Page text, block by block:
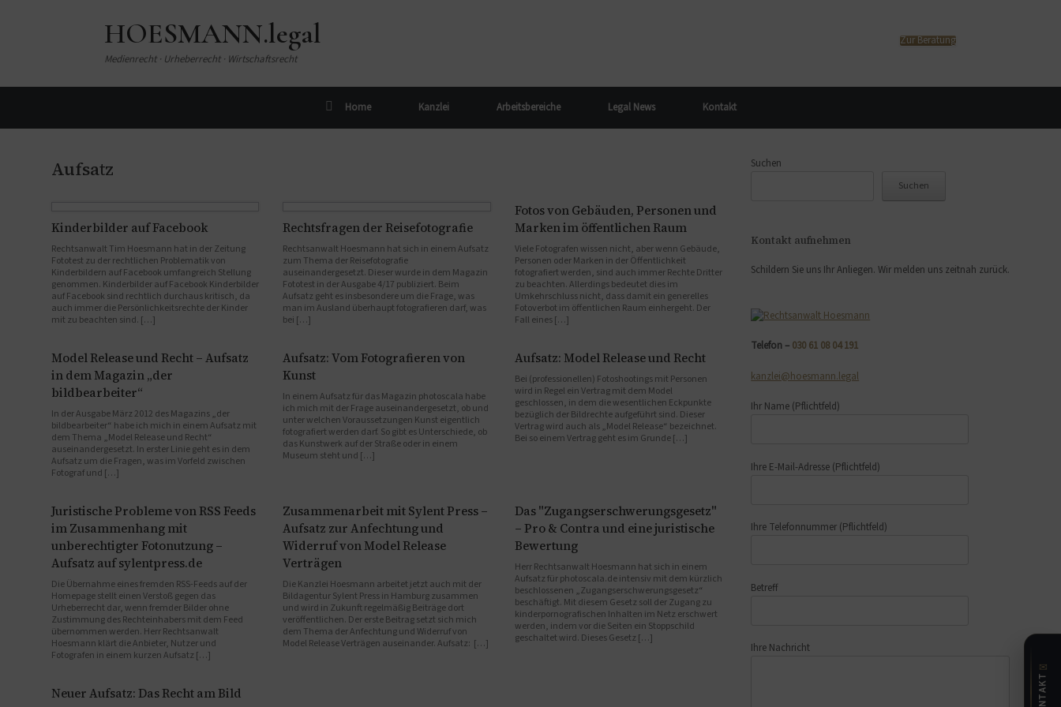
HOESMANN.legal
Medienrecht · Urheberrecht · Wirtschaftsrecht
Zur Beratung
Home Kanzlei Arbeitsbereiche Legal News Kontakt
Aufsatz
Kinderbilder auf Facebook
Rechtsanwalt Tim Hoesmann hat in der Zeitung
Fototest zu der rechtlichen Problematik von
Kinderbildern auf Facebook umfangreich Stellung
genommen. Kinderbilder auf Facebook Kinderbilder
auf Facebook sind rechtlich durchaus kritisch, da
auch immer die Persönlichkeitsrechte der Kinder
mit zu beachten sind. […]
Rechtsfragen der Reisefotografie
Rechtsanwalt Hoesmann hat sich in einem Aufsatz
zum Thema der Reisefotografie
auseinandergesetzt. Dieser wurde in dem Magazin
Fototest in der Ausgabe 4/17 publiziert. Beim
Aufsatz geht es insbesondere um die Frage, was
man im Ausland überhaupt fotografieren darf, was
bei […]
Fotos von Gebäuden, Personen und
Marken im öffentlichen Raum
Viele Fotografen wissen nicht, aber wenn Gebäude,
Personen oder Marken in der Öffentlichkeit
fotografiert werden, sind auch immer Rechte Dritter
zu beachten. Allerdings bedeutet dies im
Umkehrschluss nicht, dass damit ein generelles
Fotoverbot im öffentlichen Raum einhergeht. Der
Fall eines […]
Model Release und Recht – Aufsatz
in dem Magazin „der
bildbearbeiter“
In der Ausgabe März 2012 des Magazins „der
bildbearbeiter“ habe ich mich in einem Aufsatz mit
dem Thema „Model Release und Recht“
auseinandergesetzt. In erster Linie geht es in dem
Aufsatz um die Fragen, was im Vorfeld zwischen
Fotograf und […]
Aufsatz: Vom Fotografieren von
Kunst
In einem Aufsatz für das Magazin photoscala habe
ich mich mit der Frage auseinandergesetzt, ob und
unter welchen Voraussetzungen Kunst eigentlich
fotografiert werden darf. So gibt es Unterschiede, ob
das Kunstwerk auf der Straße oder in einem
Museum steht und […]
Aufsatz: Model Release und Recht
Bei (professionellen) Fotoshootings mit Personen
wird in Regel ein Vertrag mit dem Model
geschlossen, in dem die wesentlichen Eckpunkte
bezüglich der Bildrechte aufgeführt sind. Dieser
Vertrag wird auch als „Model Release“ bezeichnet.
Bei so einem Vertrag geht es im Grunde […]
Juristische Probleme von RSS Feeds
im Zusammenhang mit
unberechtigter Fotonutzung –
Aufsatz auf sylentpress.de
Die Übernahme eines fremden RSS-Feeds auf der
Homepage stellt einen Verstoß gegen das
Urheberrecht dar, wenn fremder Bilder ohne
Zustimmung des Rechteinhabers mit dem Feed
übernommen werden. Herr Rechtsanwalt
Hoesmann klärt die Anbieter, Nutzer und
Fotografen in einem kurzen Aufsatz […]
Zusammenarbeit mit Sylent Press –
Aufsatz zur Anfechtung und
Widerruf von Model Release
Verträgen
Die Kanzlei Hoesmann arbeitet jetzt auch mit der
Bildagentur Sylent Press in Hamburg zusammen
und wird in Zukunft regelmäßig Beiträge dort
veröffentlichen. Der erste Beitrag setzt sich mich
dem Thema der Anfechtung und Widerruf von
Model Release Verträgen auseinander. Aufsatz: […]
Das "Zugangserschwerungsgesetz"
– Pro & Contra und eine juristische
Bewertung
Herr Rechtsanwalt Hoesmann hat sich in einem
Aufsatz für photoscala.de intensiv mit dem kürzlich
beschlossenen „Zugangserschwerungsgesetz“
beschäftigt. Mit diesem Gesetz soll der Zugang zu
kinderpornografischen Inhalten im Netz erschwert
werden, indem vor die Seiten ein Stoppschild
geschaltet wird. Dieses Gesetz […]
Neuer Aufsatz: Das Recht am Bild
Suchen
Suchen
Kontakt aufnehmen
Schildern Sie uns Ihr Anliegen. Wir melden uns zeitnah zurück.
Telefon – 030 61 08 04 191
kanzlei@hoesmann.legal
Ihr Name (Pflichtfeld)
Ihre E-Mail-Adresse (Pflichtfeld)
Ihre Telefonnummer (Pflichtfeld)
Betreff
Ihre Nachricht
✉